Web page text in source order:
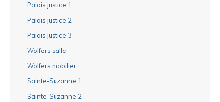
Palais justice 1
Palais justice 2
Palais justice 3
Wolfers salle
Wolfers mobilier
Sainte-Suzanne 1
Sainte-Suzanne 2